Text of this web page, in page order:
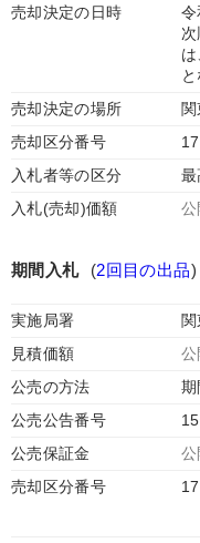
売却決定の日時
売却決定の場所
売却区分番号
入札者等の区分
最
入札(売却)価額
公
期間入札 (2回目の出品)
実施局署
見積価額
公
公売の方法
期
公売公告番号
公売保証金
公
売却区分番号